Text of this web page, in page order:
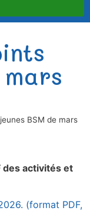
mars
BSM de mars
des activités et
(format PDF,